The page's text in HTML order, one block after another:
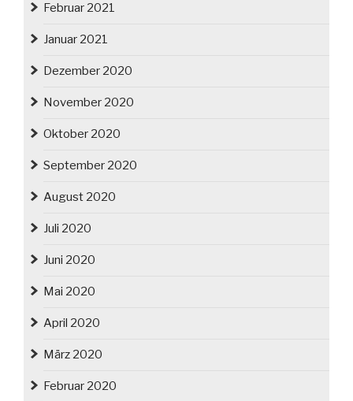
Februar 2021
Januar 2021
Dezember 2020
November 2020
Oktober 2020
September 2020
August 2020
Juli 2020
Juni 2020
Mai 2020
April 2020
März 2020
Februar 2020